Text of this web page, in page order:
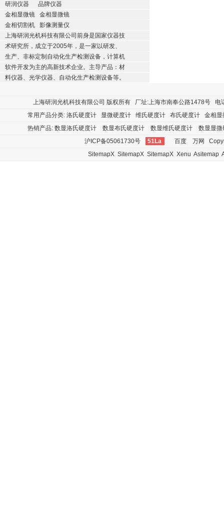
研润仪器
品牌仪器
金相显微镜
金相显微镜
金相切割机
影像测量仪
上海研润光机科技有限公司前身是国家仪器技
术研究所，成立于2005年，是一家以研发、
生产、非标定制自动化生产检测设备，计算机
软件开发为主的高新技术企业。主导产品：材
料仪器、光学仪器、自动化生产检测设备等。
上海研润光机科技有限公司 版权所有 厂址:上海市南奉公路1478号
常用产品分类: 洛氏硬度计 显微硬度计 维氏硬度计 布氏硬度计
金相显
热销产品: 数显洛氏硬度计 数显布氏硬度计 数显维氏硬度计
数显显微
沪ICP备05061730号
51La 百度 万网
SitemapX SitemapX SitemapX Xenu Asitemap